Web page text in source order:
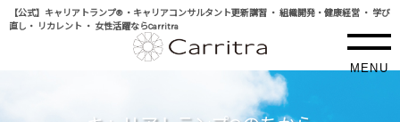
【公式】キャリアトランプ® ・キャリアコンサルタント更新講習 ・ 組織開発・健康経営 ・ 学び
直し・ リカレント ・ 女性活躍ならCarritra
MENU